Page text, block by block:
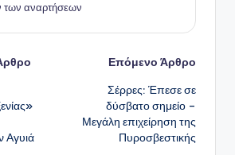
των αναρτήσεων
Αγυιά
Επόμενο Άρθρο
Σέρρες: Έπεσε σε
δύσβατο σημείο –
Μεγάλη επιχείρηση της
Πυροσβεστικής